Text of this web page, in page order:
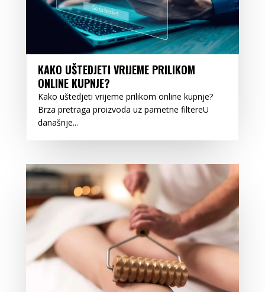
KAKO UŠTEDJETI VRIJEME PRILIKOM
ONLINE KUPNJE?
Kako uštedjeti vrijeme prilikom online kupnje?
Brza pretraga proizvoda uz pametne filtereU
današnje...